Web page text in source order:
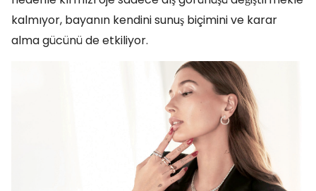
kalmıyor, bayanın kendini sunuş biçimini ve karar
alma gücünü de etkiliyor.